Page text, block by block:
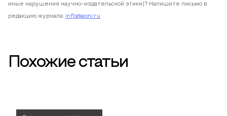
иные нарушения научно-издательской этики)? Напишите письмо в
редакцию журнала: info@apni.ru
Похожие статьи